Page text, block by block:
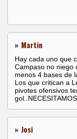
» Martin
Hay cada uno que
Campaso no niego
menos 4 bases de
Los que critican a
pivotes ofensivos
» Josi